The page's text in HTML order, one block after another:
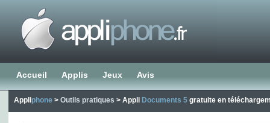
Accueil Applis Jeux Avis
Appliphone > Outils pratiques > Appli Documents 5 gratuite en